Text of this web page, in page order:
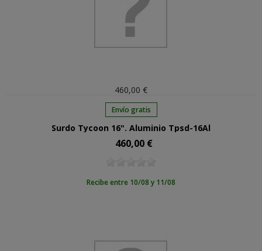
460,00 €
Envío gratis
Surdo Tycoon 16". Aluminio Tpsd-16Al
Precio
460,00 €
Recibe entre 10/08 y 11/08